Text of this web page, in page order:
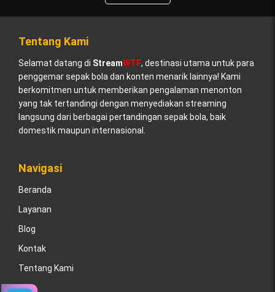
Tentang Kami
Selamat datang di StreamWTF, destinasi utama untuk para
penggemar sepak bola dan konten menarik lainnya! Kami
berkomitmen untuk memberikan pengalaman menonton
yang tak tertandingi dengan menyediakan streaming
langsung dari berbagai pertandingan sepak bola, baik
domestik maupun internasional.
Navigasi
Beranda
Layanan
Blog
Kontak
Tentang Kami